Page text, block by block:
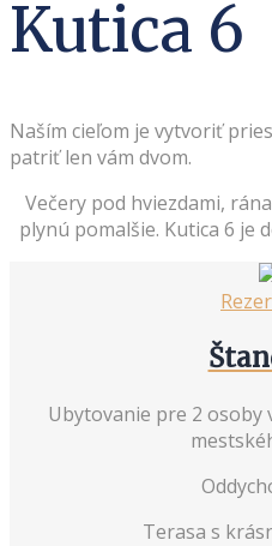
Kutica 6
Naším cieľom je vytvoriť
patriť len vám dvom.
Večery pod hviezdami,
plynú pomalšie. Kutica 6 je
Ubytovanie pre 2 osoby
Terasa s